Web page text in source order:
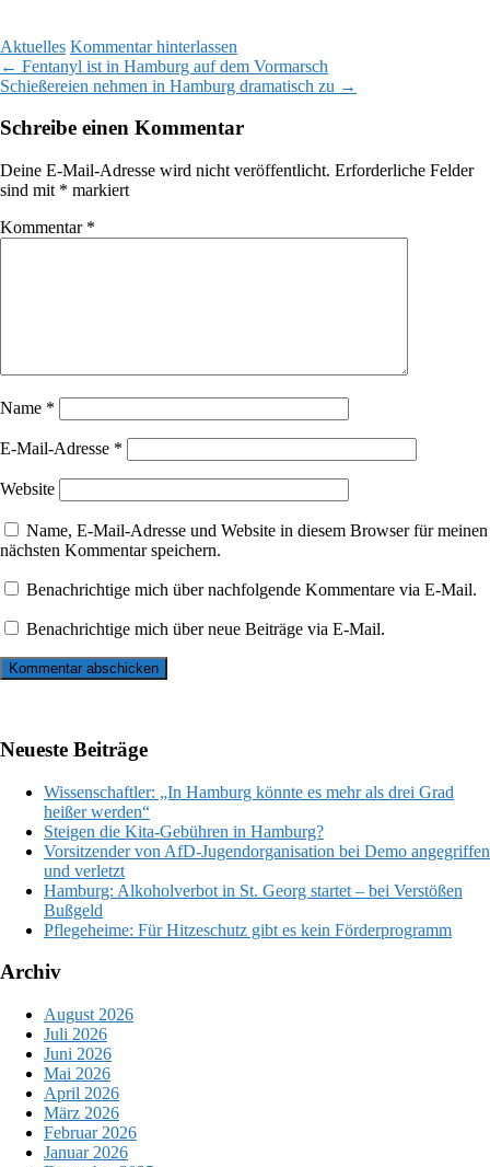
Aktuelles Kommentar hinterlassen
Beitragsnavigation
← Fentanyl ist in Hamburg auf dem Vormarsch
Schießereien nehmen in Hamburg dramatisch zu →
Schreibe einen Kommentar
Deine E-Mail-Adresse wird nicht veröffentlicht. Erforderliche Felder
sind mit * markiert
Kommentar *
Name *
E-Mail-Adresse *
Website
Name, E-Mail-Adresse und Website in diesem Browser für meinen
nächsten Kommentar speichern.
Benachrichtige mich über nachfolgende Kommentare via E-Mail.
Benachrichtige mich über neue Beiträge via E-Mail.
Neueste Beiträge
Wissenschaftler: „In Hamburg könnte es mehr als drei Grad
heißer werden“
Steigen die Kita-Gebühren in Hamburg?
Vorsitzender von AfD-Jugendorganisation bei Demo angegriffen
und verletzt
Hamburg: Alkoholverbot in St. Georg startet – bei Verstößen
Bußgeld
Pflegeheime: Für Hitzeschutz gibt es kein Förderprogramm
Archiv
August 2026
Juli 2026
Juni 2026
Mai 2026
April 2026
März 2026
Februar 2026
Januar 2026